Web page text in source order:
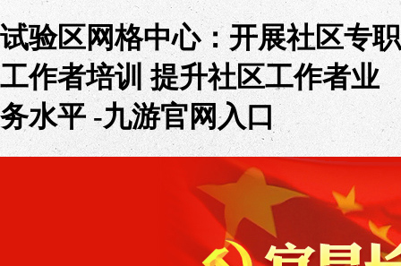
试验区网格中心：开展社区专职
工作者培训 提升社区工作者业
务水平 -九游官网入口